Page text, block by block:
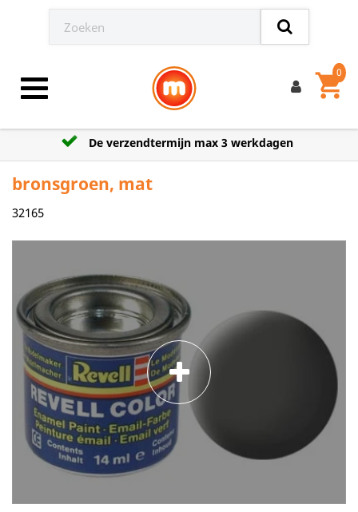
Toggle navigation shopping_cart
0
De verzendtermijn max 3 werkdagen
bronsgroen, mat
32165